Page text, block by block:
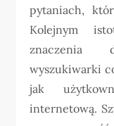
pytaniach,
Kolejnym
znaczenia
wyszukiwarki
jak
internetową.